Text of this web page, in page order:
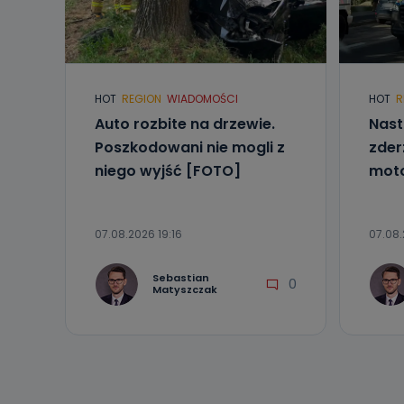
Telewizja
19 nie
Telewizji
19 dostępu
ich
Do
Jakie
HOT REGION WIADOMOŚCI
Auto rozbite na drzewie.
Poszkodowani nie mogli z
niego wyjść [FOTO]
07.08.2026 19:16
Sebastian
Matyszczak
0
HOT